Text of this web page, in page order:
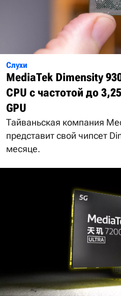
Слухи
MediaTek Dimensity
CPU с частотой до
GPU
Тайваньская компания
представит свой чипсет
месяце.